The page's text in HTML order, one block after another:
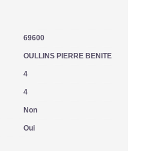
69600
OULLINS PIERRE BENITE
4
4
Non
Oui